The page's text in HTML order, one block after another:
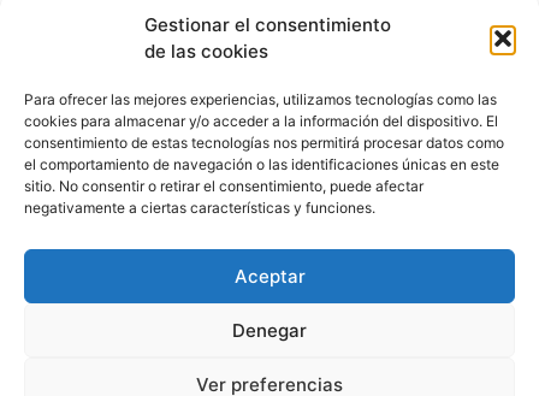
Gestionar el consentimiento
de las cookies
Para ofrecer las mejores experiencias, utilizamos tecnologías como las
cookies para almacenar y/o acceder a la información del dispositivo. El
consentimiento de estas tecnologías nos permitirá procesar datos como
el comportamiento de navegación o las identificaciones únicas en este
sitio. No consentir o retirar el consentimiento, puede afectar
negativamente a ciertas características y funciones.
Aceptar
Denegar
Ver preferencias
Siguiente→
624 36 79 20
Aviso LegalPolítica de privacidad